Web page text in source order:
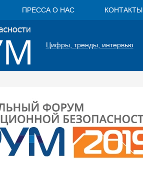
ПРЕССА О НАС КОНТАКТЫ
Цифры, тренды, интервью